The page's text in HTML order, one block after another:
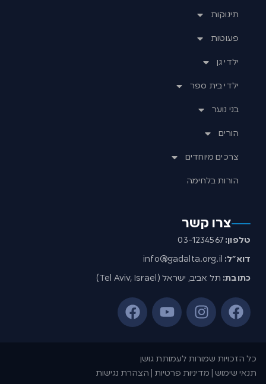
תינוקות
פעוטות
ילדי גן
ילדי בית ספר
בני נוער
הורים
צרכים מיוחדים
הורות בלחימה
צרו קשר
טלפון:03-1234567
דוא”ל: info@gadalta.org.il
כתובת: תל אביב, ישראל (Tel Aviv, Israel)
כל הזכויות שמורות לעמותת גושן
תנאי שימוש | מדיניות פרטיות | הצהרת נגישות